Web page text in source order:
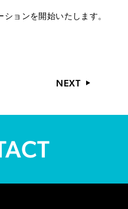
ョンを開始いたします。
NEXT